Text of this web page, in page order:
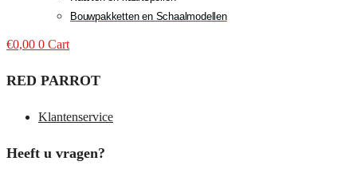
Bouwpakketten en Schaalmodellen
€0,00 0 Cart
RED PARROT
Klantenservice
Heeft u vragen?